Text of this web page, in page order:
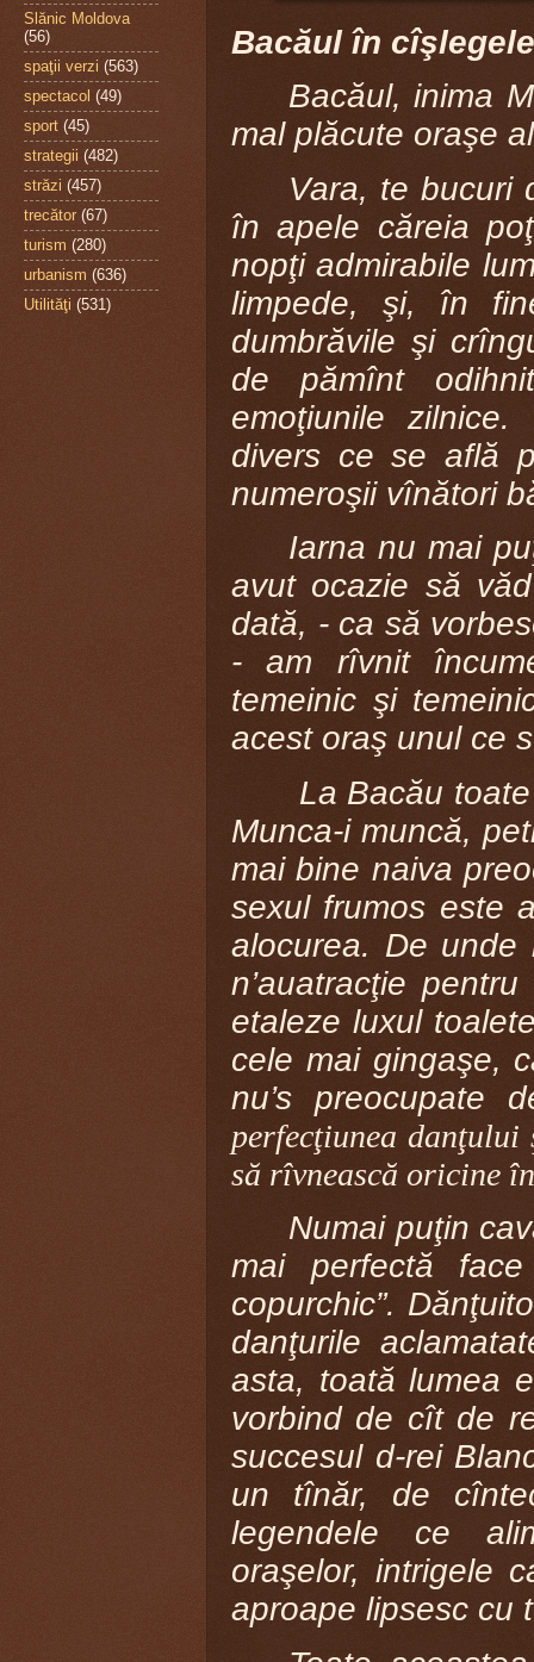
Bacăul în cîşlegele
Bacăul, inima
mal plăcute oraşe
Vara, te bucuri
în apele căreia
nopţi admirabile
limpede, şi, în
dumbrăvile şi
de pămînt
emoţiunile
divers ce se află
numeroşii vînători
Iarna nu mai
avut ocazie să
dată, - ca să
- am rîvnit
temeinic şi
acest oraş unul ce
La Bacău
Munca-i muncă,
mai bine naiva
sexul frumos este
alocurea. De unde
n’auatracţie
etaleze luxul
cele mai gingaşe,
nu’s
perfecţiunea danţului
să rîvnească oricine
Numai puţin
mai perfectă
copurchic”.
danţurile
asta, toată lumea
vorbind de cît de
succesul d-rei
un tînăr, de
legendele ce
oraşelor, intrigele
aproape lipsesc cu
Slănic Moldova
(56)
spaţii verzi (563)
spectacol (49)
sport (45)
strategii (482)
străzi (457)
trecător (67)
turism (280)
urbanism (636)
Utilităţi (531)